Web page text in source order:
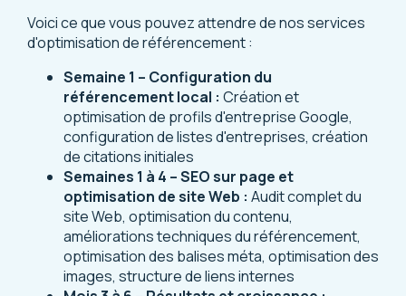
Voici ce que vous pouvez attendre de nos services
d'optimisation de référencement :
Semaine 1 – Configuration du
référencement local : Création et
optimisation de profils d'entreprise Google,
configuration de listes d'entreprises, création
de citations initiales
Semaines 1 à 4 – SEO sur page et
optimisation de site Web : Audit complet du
site Web, optimisation du contenu,
améliorations techniques du référencement,
optimisation des balises méta, optimisation des
images, structure de liens internes